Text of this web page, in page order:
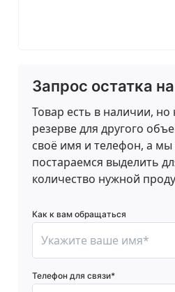
Запрос остатка
Товар есть в наличии, но
резерве для другого
своё имя и телефон, а
постараемся выделить
количество нужной
Как к вам обращаться
Телефон для связи*